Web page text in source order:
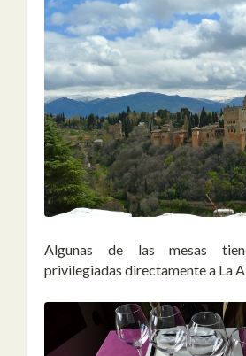
Algunas de las mesas
privilegiadas directamente a La